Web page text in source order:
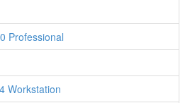
Professional
Workstation